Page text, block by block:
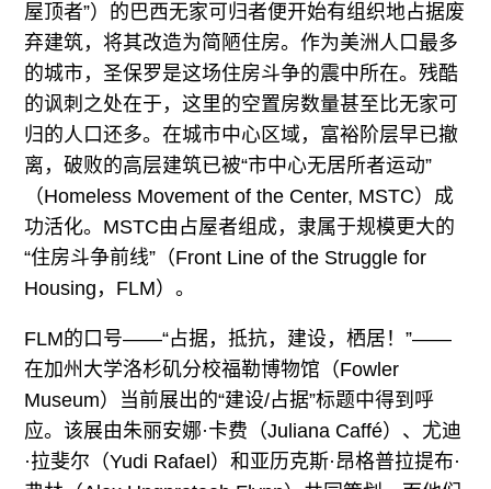
屋顶者”）的巴西无家可归者便开始有组织地占据废
弃建筑，将其改造为简陋住房。作为美洲人口最多
的城市，圣保罗是这场住房斗争的震中所在。残酷
的讽刺之处在于，这里的空置房数量甚至比无家可
归的人口还多。在城市中心区域，富裕阶层早已撤
离，破败的高层建筑已被“市中心无居所者运动”
（Homeless Movement of the Center, MSTC）成
功活化。MSTC由占屋者组成，隶属于规模更大的
“住房斗争前线”（Front Line of the Struggle for
Housing，FLM）。
FLM的口号——“占据，抵抗，建设，栖居！”——
在加州大学洛杉矶分校福勒博物馆（Fowler
Museum）当前展出的“建设/占据”标题中得到呼
应。该展由朱丽安娜·卡费（Juliana Caffé）、尤迪
·拉斐尔（Yudi Rafael）和亚历克斯·昂格普拉提布·